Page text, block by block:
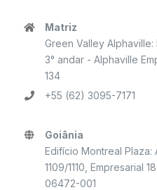
Matriz
Green Valley
3° andar - Alphaville
134
+55 (62) 3095-7171
Goiânia
Edifício Montreal Plaza:
1109/1110, Empresarial
06472-001